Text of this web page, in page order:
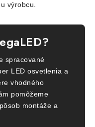
výrobcu.
spracované
LED osvetlenia a
vhodného
pomôžeme
montáže a